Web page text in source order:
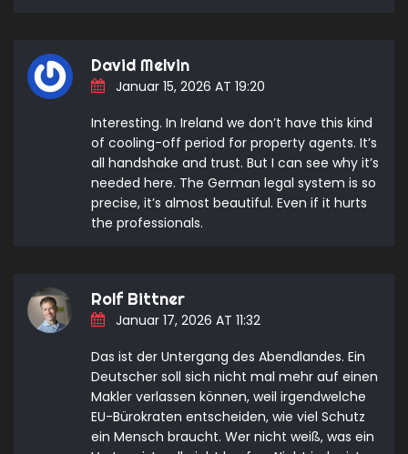
David Melvin
Januar 15, 2026 AT 19:20
Interesting. In Ireland we don’t have this kind
of cooling-off period for property agents. It’s
all handshake and trust. But I can see why it’s
needed here. The German legal system is so
precise, it’s almost beautiful. Even if it hurts
the professionals.
Rolf Bittner
Januar 17, 2026 AT 11:32
Das ist der Untergang des Abendlandes. Ein
Deutscher soll sich nicht mal mehr auf einen
Makler verlassen können, weil irgendwelche
EU-Bürokraten entscheiden, wie viel Schutz
ein Mensch braucht. Wer nicht weiß, was ein